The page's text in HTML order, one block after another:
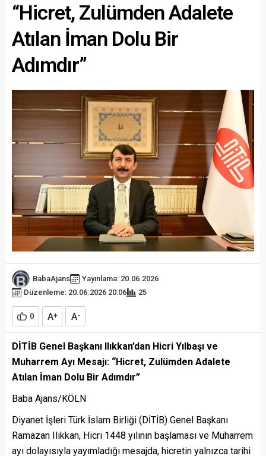
“Hicret, Zulümden Adalete
Atılan İman Dolu Bir
Adımdır”
BabaAjans
Yayınlama: 20.06.2026
Düzenleme: 20.06.2026 20:06
25
0 A+ A-
DİTİB Genel Başkanı Ilıkkan’dan Hicri Yılbaşı ve
Muharrem Ayı Mesajı: “Hicret, Zulümden Adalete
Atılan İman Dolu Bir Adımdır”
Baba Ajans/KÖLN
Diyanet İşleri Türk İslam Birliği (DİTİB) Genel Başkanı
Ramazan Ilıkkan, Hicri 1448 yılının başlaması ve Muharrem
ayı dolayısıyla yayımladığı mesajda, hicretin yalnızca tarihi